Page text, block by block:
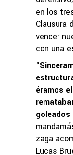
en los
Clausura
vencer
con una
“
éramos
goleados
zaga
Lucas